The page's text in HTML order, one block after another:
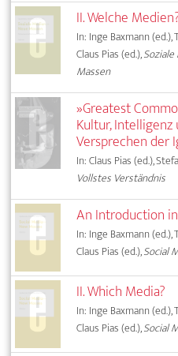
II. Welche
In: Inge Baxmann (ed.),
Claus Pias (ed.),
Massen
»Greatest
Kultur, Intelligenz
Versprechen der
In: Claus Pias (ed.),
Vollstes Verständnis
An Introduction
In: Inge Baxmann (ed.),
Claus Pias (ed.),Social
II. Which Media?
In: Inge Baxmann (ed.),
Claus Pias (ed.),Social